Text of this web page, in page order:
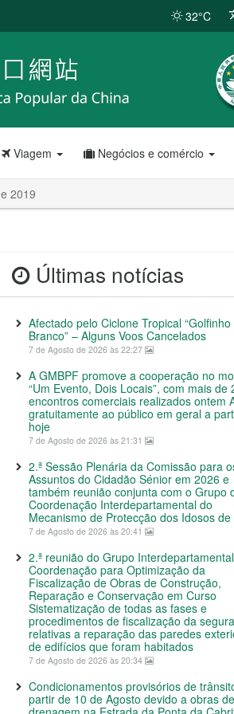
32°C
Viagem Negócios e comércio
2019
Últimas notícias
Afectado pelo Ciclone Tropical “Golfinho
Branco” – Alguns Voos Cancelados
7 de Agosto de 2026 às 22:27
A GMBPF promove a cooperação no
“Um Evento, Dois Locais”, com mais de
encontros comerciais realizados ontem
gratuitamente ao público em geral a
hoje
7 de Agosto de 2026 às 21:31
2.ª Sessão Plenária da Comissão para
Assuntos do Cidadão Sénior em 2026 e
também reunião conjunta com o Grupo
Coordenação Interdepartamental do
Mecanismo de Protecção dos Idosos de
7 de Agosto de 2026 às 20:41
2.ª reunião do Grupo
Coordenação para Optimização da
Fiscalização de Obras de Construção,
Reparação e Conservação em Curso
Sistematização de todas as fases e
procedimentos de fiscalização da
relativas a reparação das paredes
de edifícios que foram habitados
7 de Agosto de 2026 às 20:34
Condicionamentos provisórios de
partir de 10 de Agosto devido a obras de